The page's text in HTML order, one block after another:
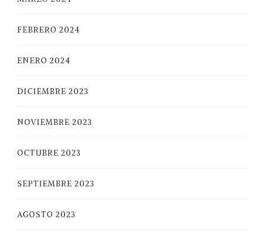
FEBRERO 2024
ENERO 2024
DICIEMBRE 2023
NOVIEMBRE 2023
OCTUBRE 2023
SEPTIEMBRE 2023
AGOSTO 2023